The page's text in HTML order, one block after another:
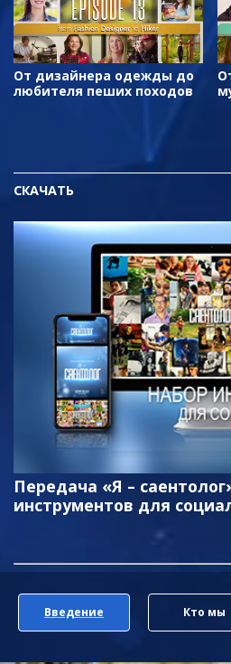
От дизайнера одежды до
любителя пеших походов
СКАЧАТЬ
Передача «Я –
инструментов для
Введение Кто мы